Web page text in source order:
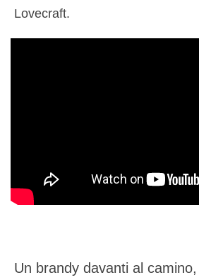
Lovecraft.
Un brandy davanti al